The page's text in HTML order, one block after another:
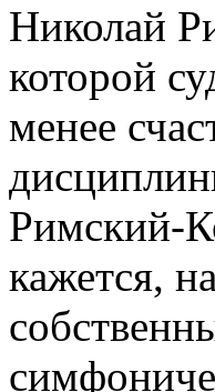
Николай
которой
менее
Римский-
кажется,